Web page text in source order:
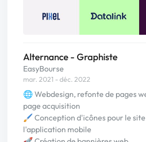
Alternance - Graphiste
EasyBourse
mar. 2021 - déc. 2022
🌐 Webdesign, refonte de pages
page acquisition
🖌️ Conception d'icônes pour le
l'application mobile